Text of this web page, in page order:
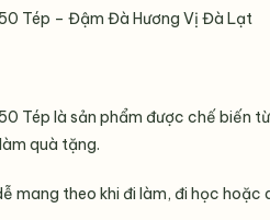
Tép – Đậm Đà Hương Vị Đà Lạt
50 Tép là sản phẩm được chế
quà tặng.
mang theo khi đi làm, đi học